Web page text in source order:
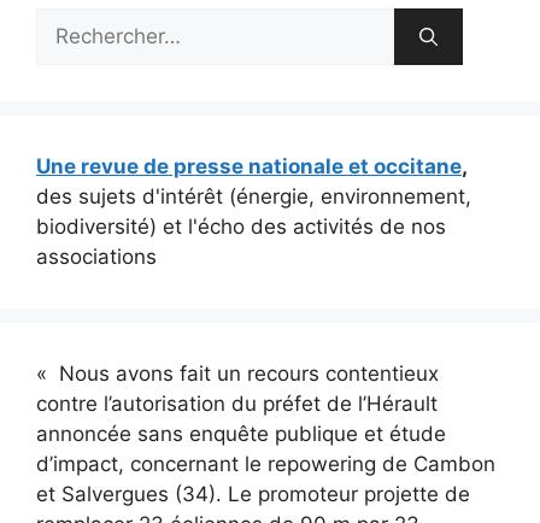
Rechercher :
Une revue de presse nationale et occitane,
des sujets d'intérêt (énergie, environnement,
biodiversité) et l'écho des activités de nos
associations
« Nous avons fait un recours contentieux
contre l’autorisation du préfet de l’Hérault
annoncée sans enquête publique et étude
d’impact, concernant le repowering de Cambon
et Salvergues (34). Le promoteur projette de